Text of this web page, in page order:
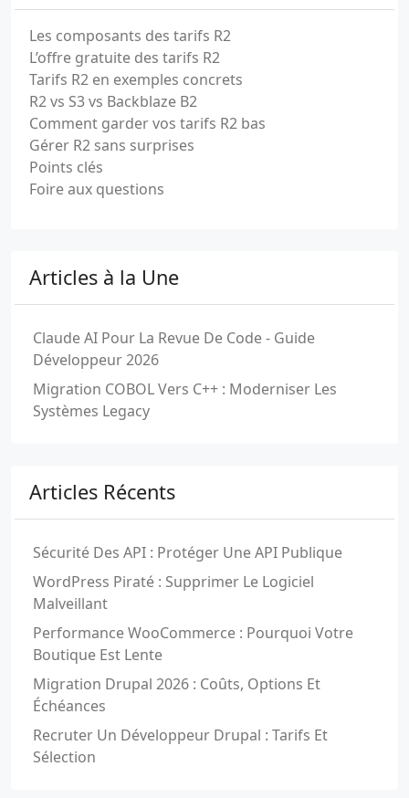
Les composants des tarifs R2
L’offre gratuite des tarifs R2
Tarifs R2 en exemples concrets
R2 vs S3 vs Backblaze B2
Comment garder vos tarifs R2 bas
Gérer R2 sans surprises
Points clés
Foire aux questions
Articles à la Une
Claude AI Pour La Revue De Code - Guide
Développeur 2026
Migration COBOL Vers C++ : Moderniser Les
Systèmes Legacy
Articles Récents
Sécurité Des API : Protéger Une API Publique
WordPress Piraté : Supprimer Le Logiciel
Malveillant
Performance WooCommerce : Pourquoi Votre
Boutique Est Lente
Migration Drupal 2026 : Coûts, Options Et
Échéances
Recruter Un Développeur Drupal : Tarifs Et
Sélection